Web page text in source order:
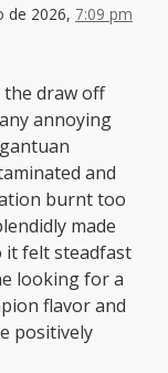
de 2026, 7:09 pm
draw off
annoying
and
burnt too
made
it felt steadfast
looking for a
flavor and
positively